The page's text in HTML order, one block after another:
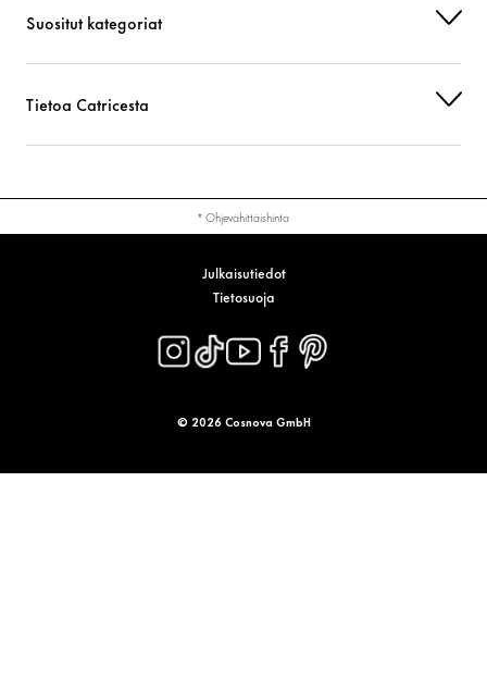
Suositut kategoriat
Tietoa Catricesta
* Ohjevähittäishinta
Julkaisutiedot
Tietosuoja
© 2026 Cosnova GmbH